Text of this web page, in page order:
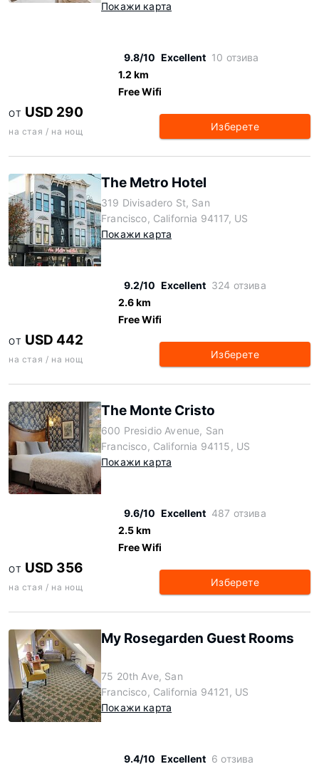
Покажи карта
9.8/10 Excellent 10 отзива
1.2 km
Free Wifi
ОТ USD 290
на стая / на нощ Изберете
The Metro Hotel
319 Divisadero St, San
Francisco, California 94117, US
Покажи карта
9.2/10 Excellent 324 отзива
2.6 km
Free Wifi
ОТ USD 442
на стая / на нощ Изберете
The Monte Cristo
600 Presidio Avenue, San
Francisco, California 94115, US
Покажи карта
9.6/10 Excellent 487 отзива
2.5 km
Free Wifi
ОТ USD 356
на стая / на нощ Изберете
My Rosegarden Guest Rooms
75 20th Ave, San
Francisco, California 94121, US
Покажи карта
9.4/10 Excellent 6 отзива